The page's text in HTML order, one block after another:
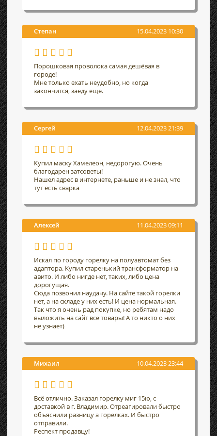
Степан 15.04.2023 10:30
Порошковая проволока самая дешёвая в
городе!
Мне только ехать неудобно, но когда
закончится, заеду еще.
Сергей 12.04.2023 21:39
Купил маску Хамелеон, недорогую. Очень
благодарен затсоветы!
Нашел адрес в интернете, раньше и не знал, что
тут есть сварка
Алексей 11.04.2023 09:11
Искал по городу горелку на полуавтомат без
адаптора. Купил старенький трансформатор на
авито. И либо нигде нет, таких, либо цена
дорогущая.
Сюда позвонил наудачу. На сайте такой горелки
нет, а на складе у них есть! И цена нормальная.
Так что я очень рад покупке, но ребятам надо
выложить на сайт всё товары! А то никто о них
не узнает)
Михаил 10.04.2023 23:44
Всё отлично. Заказал горелку миг 15ю, с
доставкой в г. Владимир. Отреагировали быстро
объяснили разницу а горелках. И быстро
отправили.
Респект продавцу!